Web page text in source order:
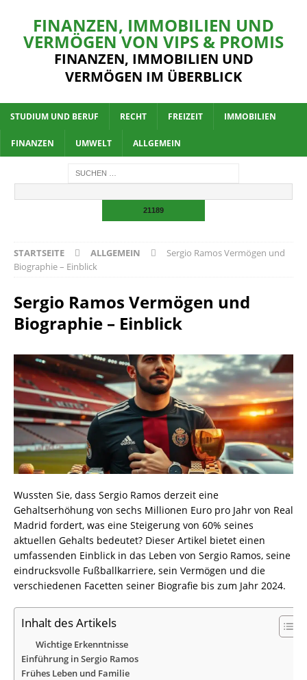
FINANZEN, IMMOBILIEN UND
VERMÖGEN VON VIPS & PROMIS
FINANZEN, IMMOBILIEN UND
VERMÖGEN IM ÜBERBLICK
STUDIUM UND BERUF RECHT FREIZEIT IMMOBILIEN
FINANZEN UMWELT ALLGEMEIN
STARTSEITE ALLGEMEIN
Sergio Ramos Vermögen und
Biographie – Einblick
Sergio Ramos Vermögen und
Biographie – Einblick
Wussten Sie, dass Sergio Ramos derzeit eine
Gehaltserhöhung von sechs Millionen Euro pro Jahr von Real
Madrid fordert, was eine Steigerung von 60% seines
aktuellen Gehalts bedeutet? Dieser Artikel bietet einen
umfassenden Einblick in das Leben von Sergio Ramos, seine
eindrucksvolle Fußballkarriere, sein Vermögen und die
verschiedenen Facetten seiner Biografie bis zum Jahr 2024.
Inhalt des Artikels
Wichtige Erkenntnisse
Einführung in Sergio Ramos
Frühes Leben und Familie